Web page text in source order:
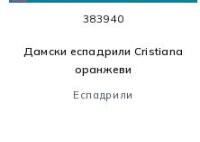
383940
Дамски еспадрили Cristiana
оранжеви
Еспадрили